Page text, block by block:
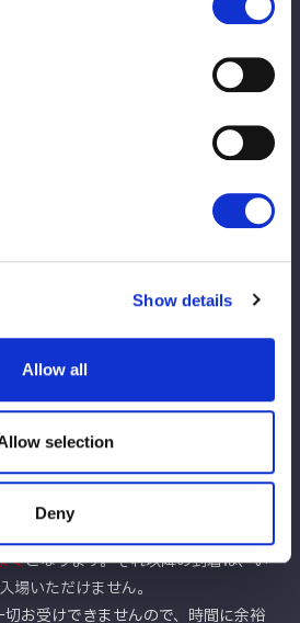
Show details
Allow all
selection
Deny
12:00
Archive -Eternal Dre
意事項】
15:00
および 土日祝11:00～20:00
なります。ご来場の際は、あらかじめご
でとなります。それ以降の到着は、い
場いただけません。
お受けできませんので、時間に余裕